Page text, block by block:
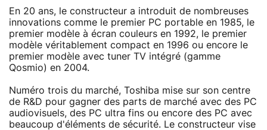
En 20 ans, le constructeur a introduit de nombreuses
innovations comme le premier PC portable en 1985, le
premier modèle à écran couleurs en 1992, le premier
modèle véritablement compact en 1996 ou encore le
premier modèle avec tuner TV intégré (gamme
Qosmio) en 2004.
Numéro trois du marché, Toshiba mise sur son centre
de R&D pour gagner des parts de marché avec des PC
audiovisuels, des PC ultra fins ou encore des PC avec
beaucoup d'éléments de sécurité. Le constructeur vise